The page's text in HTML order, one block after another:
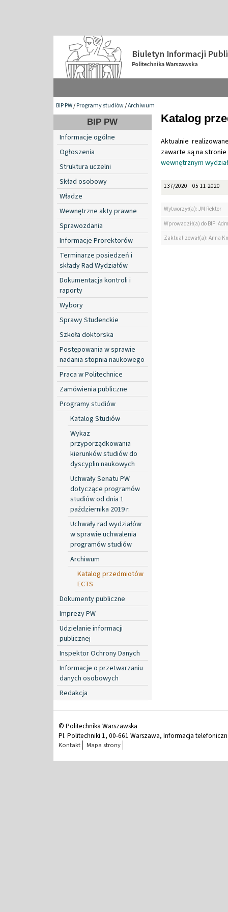
BIP PW/Programy studiów/Archiwum
BIP PW
Informacje ogólne
Ogłoszenia
Struktura uczelni
Skład osobowy
Władze
Wewnętrzne akty prawne
Sprawozdania
Informacje Prorektorów
Terminarze posiedzeń i
składy Rad Wydziałów
Dokumentacja kontroli i
raporty
Wybory
Sprawy Studenckie
Szkoła doktorska
Postępowania w sprawie
nadania stopnia naukowego
Praca w Politechnice
Zamówienia publiczne
Programy studiów
Katalog Studiów
Wykaz
przyporządkowania
kierunków studiów do
dyscyplin naukowych
Uchwały Senatu PW
dotyczące programów
studiów od dnia 1
października 2019 r.
Uchwały rad wydziałów
w sprawie uchwalenia
programów studiów
Archiwum
Katalog przedmiotów
ECTS
Dokumenty publiczne
Imprezy PW
Udzielanie informacji
publicznej
Inspektor Ochrony Danych
Informacje o przetwarzaniu
danych osobowych
Redakcja
Katalog
Aktualnie
zawarte są na stronie
wewnętrznym
137/2020 05-11-2020
Wytworzył(a): JM Rektor
Wprowadził(a) do BIP:
Zaktualizował(a): Anna
© Politechnika Warszawska
Pl. Politechniki 1, 00-661 Warszawa, Informacja
Kontakt Mapa strony